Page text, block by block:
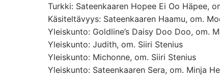
Turkki: Sateenkaaren Hopee Ei Oo Häpee,
Käsiteltävyys: Sateenkaaren Haamu, om.
Yleiskunto: Goldline’s Daisy Doo Doo, om.
Yleiskunto: Judith, om. Siiri Stenius
Yleiskunto: Michonne, om. Siiri Stenius
Yleiskunto: Sateenkaaren Sera, om. Minja